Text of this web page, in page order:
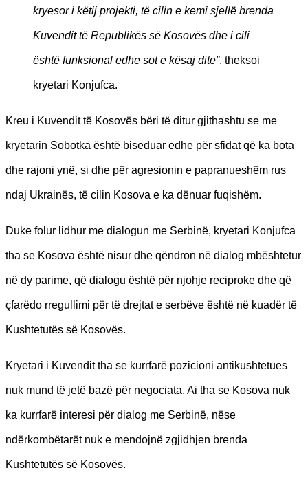
kryesor i këtij projekti, të cilin e kemi sjellë brenda
Kuvendit të Republikës së Kosovës dhe i cili
është funksional edhe sot e kësaj dite”, theksoi
kryetari Konjufca.
Kreu i Kuvendit të Kosovës bëri të ditur gjithashtu se me
kryetarin Sobotka është biseduar edhe për sfidat që ka bota
dhe rajoni ynë, si dhe për agresionin e papranueshëm rus
ndaj Ukrainës, të cilin Kosova e ka dënuar fuqishëm.
Duke folur lidhur me dialogun me Serbinë, kryetari Konjufca
tha se Kosova është nisur dhe qëndron në dialog mbështetur
në dy parime, që dialogu është për njohje reciproke dhe që
çfarëdo rregullimi për të drejtat e serbëve është në kuadër të
Kushtetutës së Kosovës.
Kryetari i Kuvendit tha se kurrfarë pozicioni antikushtetues
nuk mund të jetë bazë për negociata. Ai tha se Kosova nuk
ka kurrfarë interesi për dialog me Serbinë, nëse
ndërkombëtarët nuk e mendojnë zgjidhjen brenda
Kushtetutës së Kosovës.